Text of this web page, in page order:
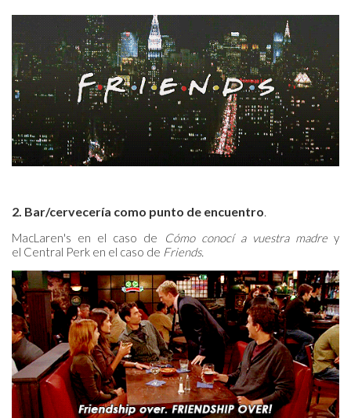
2. Bar/cervecería como punto de encuentro
MacLaren's en el caso de Cómo conocí a vuestra madre y
el Central Perk en el caso de Friends.